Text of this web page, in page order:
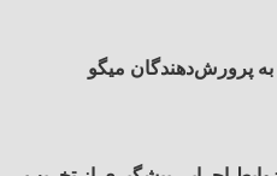
پرورش‌دهندگان میگو